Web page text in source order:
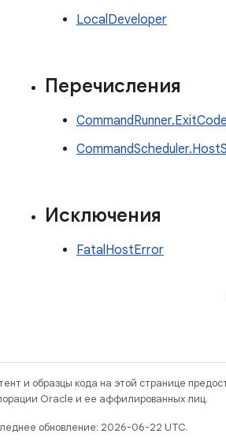
LocalDeveloper
Перечисления
CommandRunner.ExitCode
Исключения
FatalHostError
и образцы кода на этой странице
Oracle и ее аффилированных лиц.
обновление: 2026-06-22 UTC.